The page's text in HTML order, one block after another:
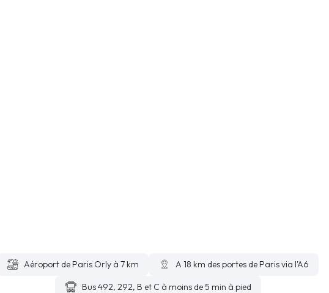
Aéroport de Paris Orly à 7 km A 18 km des portes de Paris via l'A6
Bus 492, 292, B et C à moins de 5 min à pied